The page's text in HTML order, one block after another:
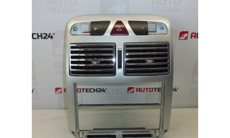
Obchodní podmínky
Ochrana osobních údajů